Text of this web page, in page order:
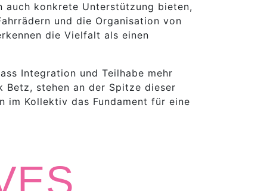
auch konkrete Unterstützung bieten,
und die Organisation von
die Vielfalt als einen
Integration und Teilhabe mehr
stehen an der Spitze dieser
im Kollektiv das Fundament für eine